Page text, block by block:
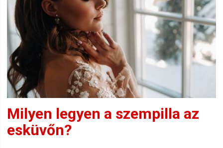
Milyen legyen a szempilla az
esküvőn?